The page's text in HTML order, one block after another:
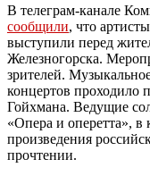
В телеграм-канале
сообщили, что
выступили перед
Железногорска.
зрителей.
концертов проходило
Гойхмана. Ведущие
«Опера и оперетта»,
произведения
прочтении.